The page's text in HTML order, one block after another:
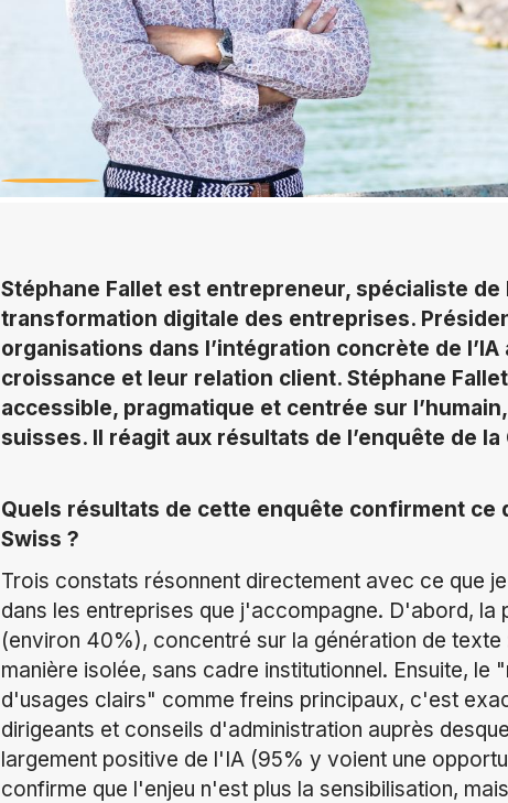
Stéphane Fallet est entrepreneur, spécialiste
transformation digitale des entreprises.
organisations dans l’intégration concrète de
croissance et leur relation client. Stéphane
accessible, pragmatique et centrée sur
suisses. Il réagit aux résultats de l’enquête de la
Quels résultats de cette enquête confirment ce
Swiss ?
Trois constats résonnent directement avec ce que
dans les entreprises que j'accompagne. D'abord, la
(environ 40%), concentré sur la génération de
manière isolée, sans cadre institutionnel. Ensuite,
d'usages clairs" comme freins principaux, c'est
dirigeants et conseils d'administration auprès
largement positive de l'IA (95% y voient une
confirme que l'enjeu n'est plus la sensibilisation,